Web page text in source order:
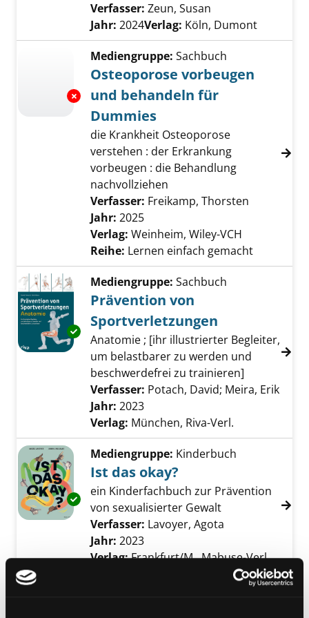
Verfasser: Zeun, Susan
Jahr: 2024Verlag: Köln, Dumont
Exemplar-Details von Osteoporose
Mediengruppe: Sachbuch
Osteoporose vorbeugen
und behandeln für
Dummies
die Krankheit Osteoporose
verstehen : der Erkrankung
vorbeugen : die Behandlung
nachvollziehen
Verfasser: Freikamp, Thorsten
Jahr: 2025
Verlag: Weinheim, Wiley-VCH
Reihe: Lernen einfach gemacht
Exemplar-Details von Prävention von
Mediengruppe: Sachbuch
Prävention von
Sportverletzungen
Anatomie ; [ihr illustrierter Begleiter,
um belastbarer zu werden und
beschwerdefrei zu trainieren]
Verfasser: Potach, David; Meira, Erik
Jahr: 2023
Verlag: München, Riva-Verl.
Exemplar-Details von Ist das okay? anzeigen
Mediengruppe: Kinderbuch
Ist das okay?
ein Kinderfachbuch zur Prävention
von sexualisierter Gewalt
Verfasser: Lavoyer, Agota
Jahr: 2023
Verlag:Frankfurt/M., Mabuse-Verl.